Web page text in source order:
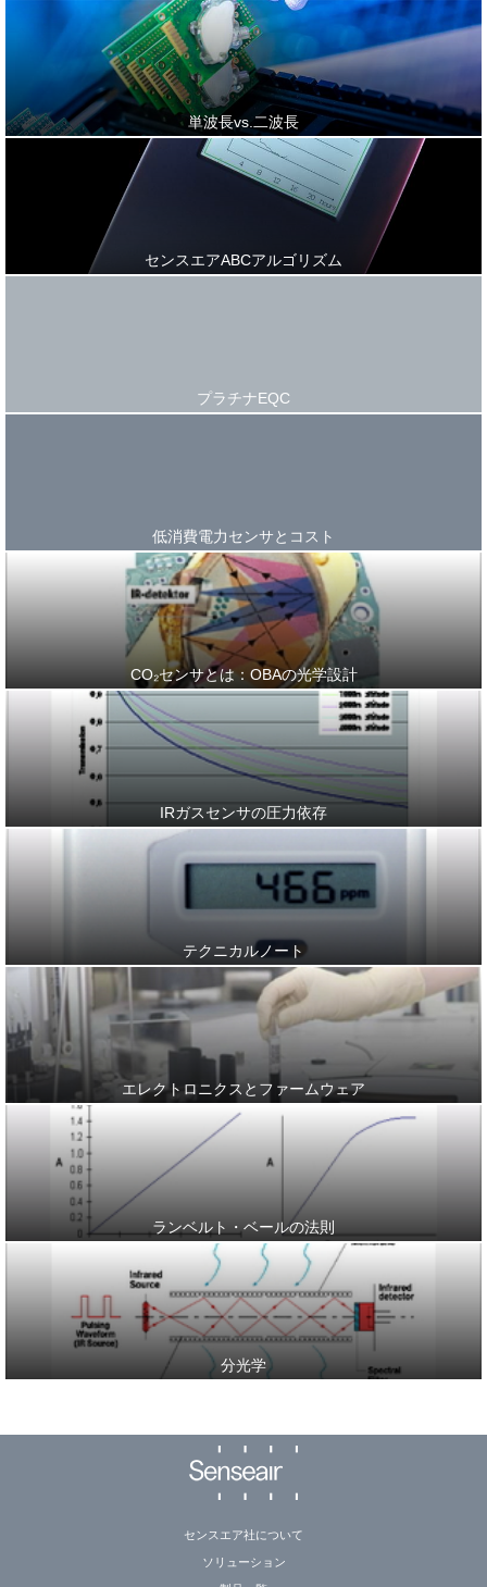
単波長vs.二波長
センスエアABCアルゴリズム
プラチナEQC
低消費電力センサと コスト
CO₂センサとは： OBAの光学設計
IRガスセンサの圧力依存
テクニカルノート
エレクトロニクスと ファームウェア
ランベルト・ベールの法則
分光学
センスエア社について
ソリューション